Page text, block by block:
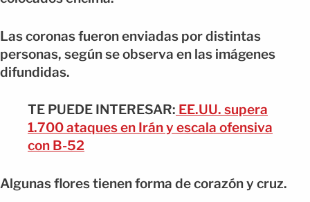
Las coronas fueron enviadas por distintas
personas, según se observa en las imágenes
difundidas.
TE PUEDE INTERESAR: EE.UU. supera
1.700 ataques en Irán y escala ofensiva
con B-52
Algunas flores tienen forma de corazón y cruz.